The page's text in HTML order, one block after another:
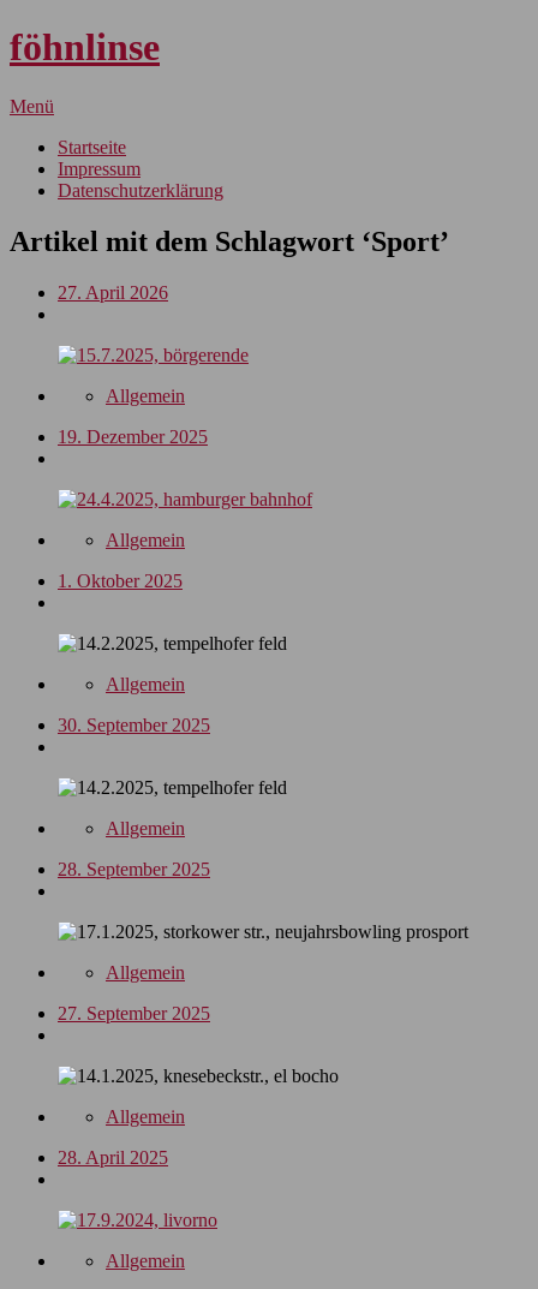
föhnlinse
Menü
Startseite
Impressum
Datenschutzerklärung
Artikel mit dem Schlagwort ‘Sport’
27. April 2026
Allgemein
19. Dezember 2025
Allgemein
1. Oktober 2025
Allgemein
30. September 2025
Allgemein
28. September 2025
Allgemein
27. September 2025
Allgemein
28. April 2025
Allgemein